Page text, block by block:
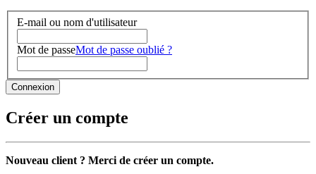
E-mail ou nom d'utilisateur
Mot de passeMot de passe oublié ?
Créer un compte
Nouveau client ? Merci de créer un compte.